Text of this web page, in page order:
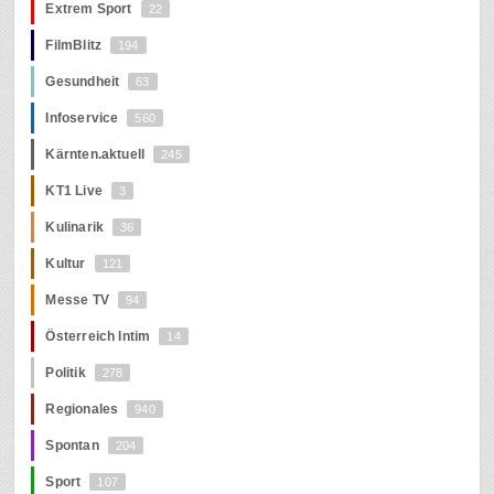
Extrem Sport 22
FilmBlitz 194
Gesundheit 63
Infoservice 560
Kärnten.aktuell 245
KT1 Live 3
Kulinarik 36
Kultur 121
Messe TV 94
Österreich Intim 14
Politik 278
Regionales 940
Spontan 204
Sport 107